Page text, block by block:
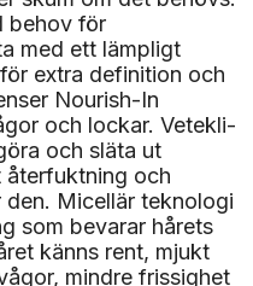
behov för
med ett lämpligt
extra definition och
Nourish-In
och lockar. Vetekli-
och släta ut
återfuktning och
Micellär teknologi
som bevarar hårets
känns rent, mjukt
mindre frissighet